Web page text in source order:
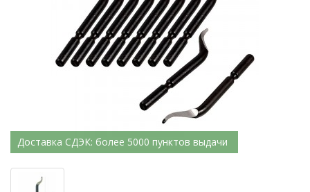
Доставка СДЭК: более 5000 пунктов выдачи